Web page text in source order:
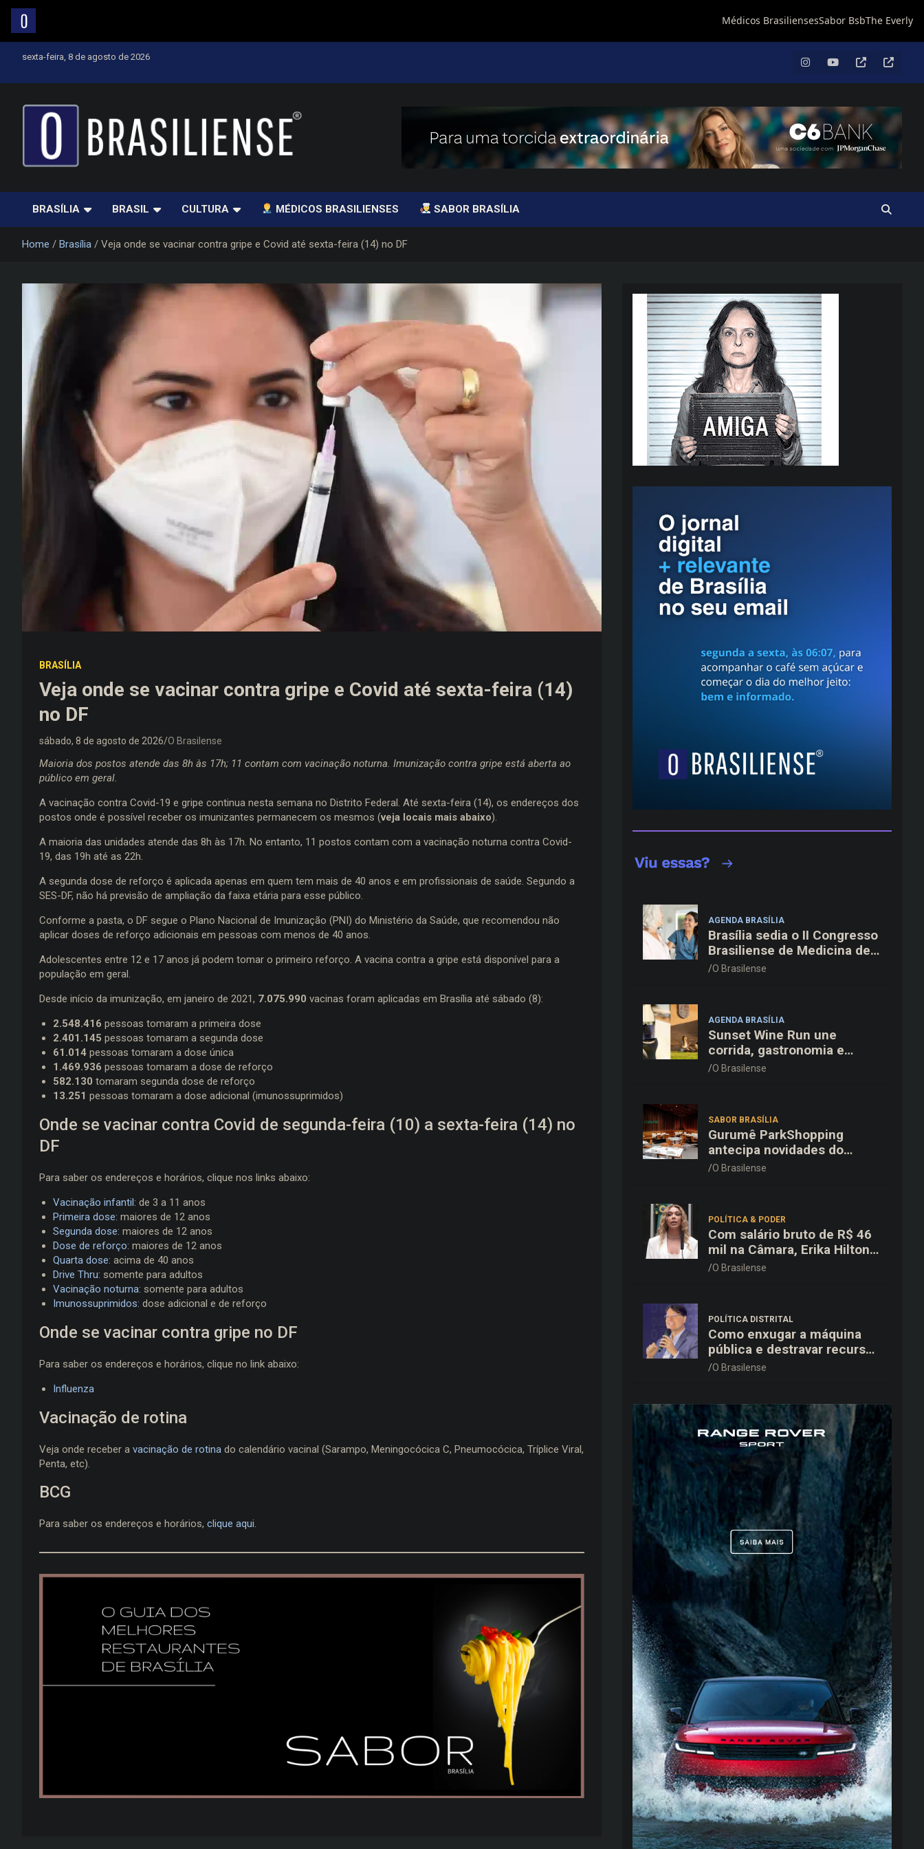
sexta-feira, 8 de agosto de 2026
BRASÍLIA BRASIL CULTURA MÉDICOS BRASILIENSES SABOR BRASÍLIA
Home Brasília Veja onde se vacinar contra gripe e Covid até sexta-feira (14) no DF
BRASÍLIA
Veja onde se vacinar contra gripe e Covid até sexta-feira (14)
no DF
sábado, 8 de agosto de 2026 O Brasilense
Maioria dos postos atende das 8h às 17h; 11 contam com vacinação noturna. Imunização contra gripe está aberta ao
público em geral.
A vacinação contra Covid-19 e gripe continua nesta semana no Distrito Federal. Até sexta-feira (14), os endereços dos
postos onde é possível receber os imunizantes permanecem os mesmos (veja locais mais abaixo).
A maioria das unidades atende das 8h às 17h. No entanto, 11 postos contam com a vacinação noturna contra Covid-
19, das 19h até as 22h.
A segunda dose de reforço é aplicada apenas em quem tem mais de 40 anos e em profissionais de saúde. Segundo a
SES-DF, não há previsão de ampliação da faixa etária para esse público.
Conforme a pasta, o DF segue o Plano Nacional de Imunização (PNI) do Ministério da Saúde, que recomendou não
aplicar doses de reforço adicionais em pessoas com menos de 40 anos.
Adolescentes entre 12 e 17 anos já podem tomar o primeiro reforço. A vacina contra a gripe está disponível para a
população em geral.
Desde início da imunização, em janeiro de 2021, 7.075.990 vacinas foram aplicadas em Brasília até sábado (8):
2.548.416 pessoas tomaram a primeira dose
2.401.145 pessoas tomaram a segunda dose
61.014 pessoas tomaram a dose única
1.469.936 pessoas tomaram a dose de reforço
582.130 tomaram segunda dose de reforço
13.251 pessoas tomaram a dose adicional (imunossuprimidos)
Onde se vacinar contra Covid de segunda-feira (10) a sexta-feira (14) no
DF
Para saber os endereços e horários, clique nos links abaixo:
Vacinação infantil: de 3 a 11 anos
Primeira dose: maiores de 12 anos
Segunda dose: maiores de 12 anos
Dose de reforço: maiores de 12 anos
Quarta dose: acima de 40 anos
Drive Thru: somente para adultos
Vacinação noturna: somente para adultos
Imunossuprimidos: dose adicional e de reforço
Onde se vacinar contra gripe no DF
Para saber os endereços e horários, clique no link abaixo:
Influenza
Vacinação de rotina
Veja onde receber a vacinação de rotina do calendário vacinal (Sarampo, Meningocócica C, Pneumocócica, Tríplice Viral,
Penta, etc).
BCG
Para saber os endereços e horários, clique aqui
AGENDA BRASÍLIA
Brasília sedia o II Congresso
Brasiliense de Medicina de
Família e Comunidade na
O Brasilense
AGENDA BRASÍLIA
Sunset Wine Run une
corrida, gastronomia e
enoturismo na Vinícola
O Brasilense
SABOR BRASÍLIA
Gurumê ParkShopping
antecipa novidades do
cardápio e oferece 25% de
O Brasilense
POLÍTICA & PODER
Com salário bruto de R$ 46
mil na Câmara, Erika Hilton
declara patrimônio de R$
O Brasilense
POLÍTICA DISTRITAL
Como enxugar a máquina
pública e destravar recursos
para a saúde e educação no
O Brasilense